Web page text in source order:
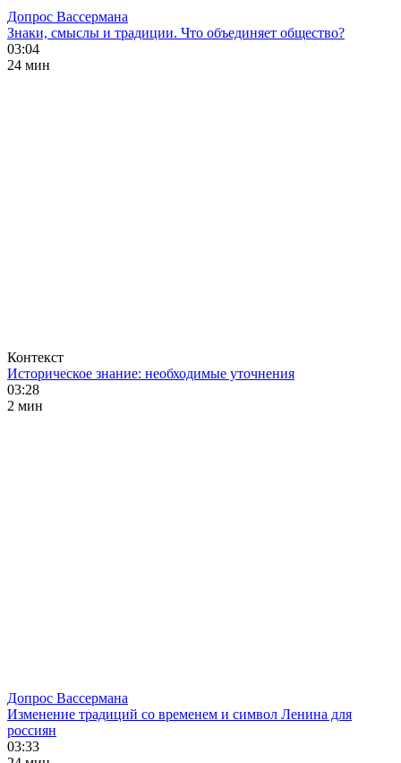
Допрос Вассермана
Знаки, смыслы и традиции. Что объединяет общество?
03:04
24 мин
Контекст
Историческое знание: необходимые уточнения
03:28
2 мин
Допрос Вассермана
Изменение традиций со временем и символ Ленина для
россиян
03:33